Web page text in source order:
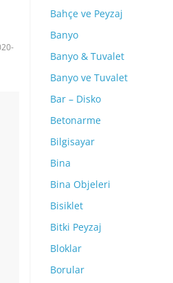
Bahçe ve Peyzaj
Banyo
Banyo & Tuvalet
Banyo ve Tuvalet
Bar – Disko
Betonarme
Bilgisayar
Bina
Bina Objeleri
Bisiklet
Bitki Peyzaj
Bloklar
Borular